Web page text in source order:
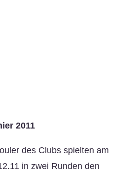
2011
des Clubs spielten am
in zwei Runden den